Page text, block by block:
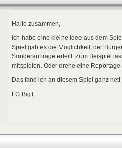
Hallo zusammen,
ich habe eine kleine Idee aus dem
Spiel gab es die Möglichkeit, der
Sonderaufträge erteilt. Zum Beispiel
mitspielen. Oder drehe eine
Das fand ich an diesem Spiel ganz
LG BigT